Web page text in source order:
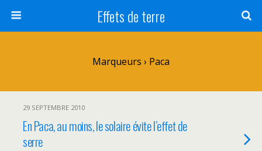
Effets de terre
Marqueurs › Paca
29 SEPTEMBRE 2010
En Paca, au moins, le solaire évite l’effet de
serre